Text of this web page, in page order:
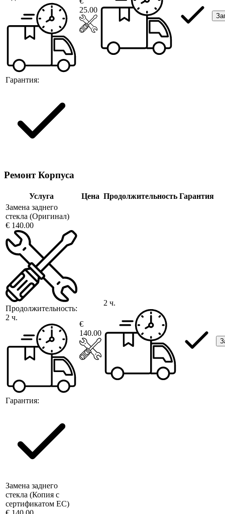
Гарантия:
25.00
Ремонт Корпуса
Услуга Цена Продолжительность Гарантия
Замена заднего
стекла (Оригинал)
€ 140.00
Продолжительность:
2 ч.
Гарантия:
€
140.00
2 ч.
Замена заднего
стекла (Копия с
сертификатом ЕС)